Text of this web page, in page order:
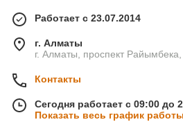
Работает с 23.07.2014
г. Алматы
г. Алматы, проспект
Контакты
Сегодня работает с 09:00 до
Показать весь график работы